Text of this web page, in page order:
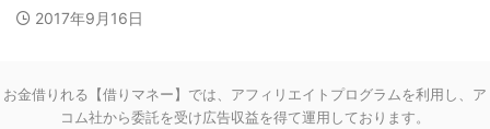
2017年9月16日
お金借りれる【借りマネー】では、アフィリエイトプログラムを利用し、ア
コム社から委託を受け広告収益を得て運用しております。